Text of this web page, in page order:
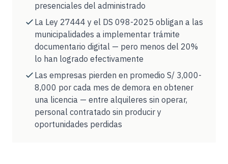
presenciales del administrado
La Ley 27444 y el DS 098-2025 obligan a las
municipalidades a implementar trámite
documentario digital — pero menos del 20%
lo han logrado efectivamente
Las empresas pierden en promedio S/ 3,000-
8,000 por cada mes de demora en obtener
una licencia — entre alquileres sin operar,
personal contratado sin producir y
oportunidades perdidas